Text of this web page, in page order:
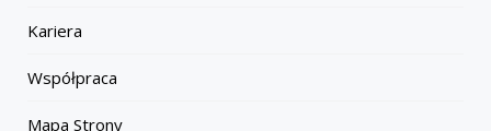
Kariera
Współpraca
Mapa Strony